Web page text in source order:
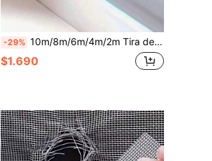
-29% 10m/8m/6m/4m/2m Tira de sellado autoadhesiva - Sellador de plástico para puertas y ventanas para aislamiento contra el viento, el polvo, el calor y el ruido - Fácil instalación (Gris)
$1.690